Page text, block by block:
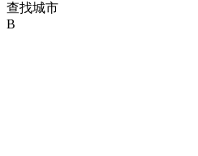
查找城市
B